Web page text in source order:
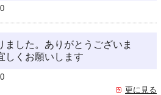
ました。ありがとうございま
しくお願いします
更に見る